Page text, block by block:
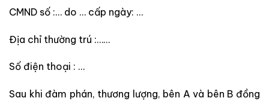
CMND số :… do … cấp ngày: …
Địa chỉ thường trú :……
Số điện thoại : …
Sau khi đàm phán, thương lượng, bên A và bên B đồng